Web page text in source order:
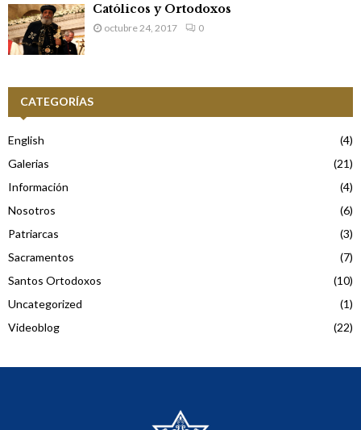
Católicos y Ortodoxos
octubre 24, 2017 0
CATEGORÍAS
English
(4)
Galerias
(21)
Información
(4)
Nosotros
(6)
Patriarcas
(3)
Sacramentos
(7)
Santos Ortodoxos
(10)
Uncategorized
(1)
Videoblog
(22)